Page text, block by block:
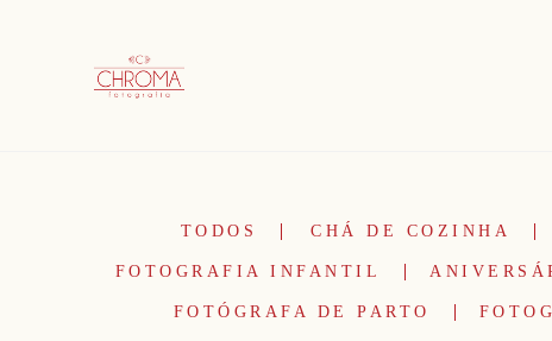
TODOS CHÁ DE COZINHA
FOTOGRAFIA INFANTIL
FOTÓGRAFA DE PARTO